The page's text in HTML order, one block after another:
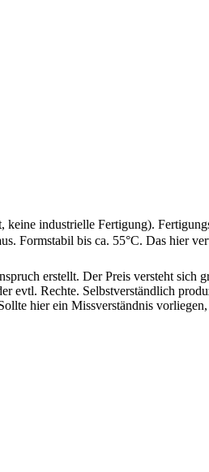
industrielle Fertigung).
Formstabil bis ca. 55°C. Das hier
erstellt. Der Preis versteht
Rechte. Selbstverständlich
hier ein Missverständnis